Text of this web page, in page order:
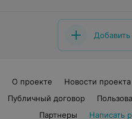
О проекте Новости проекта
Публичный договор
Партнеры
Написать